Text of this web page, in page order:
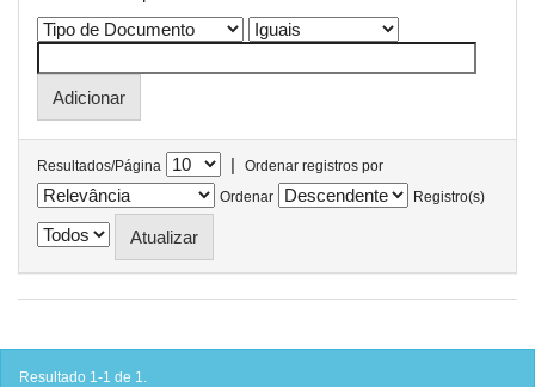
Resultados/Página |
Ordenar registros por
Ordenar
Registro(s)
Resultado 1-1 de 1.